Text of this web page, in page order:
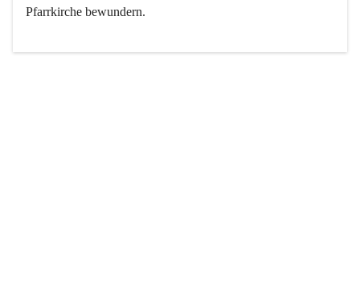
Pfarrkirche bewundern.
Der Weinbau dominert heute nicht mehr, ist aber integrativer